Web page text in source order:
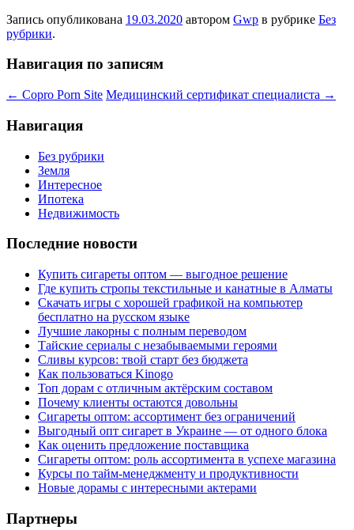
Запись опубликована 19.03.2020 автором Gwp в рубрике Без
рубрики.
Навигация по записям
← Copro Porn Site Медицинский сертификат специалиста →
Навигация
Без рубрики
Земля
Интересное
Ипотека
Недвижимость
Последние новости
Купить сигареты оптом — выгодное решение
Где купить стропы текстильные и канатные в Алматы
Скачать игры с хорошей графикой на компьютер
бесплатно на русском языке
Лучшие лакорны с полным переводом
Тайские сериалы с незабываемыми героями
Сливы курсов: твой старт без бюджета
Как пользоваться Kinogo
Топ дорам с отличным актёрским составом
Почему клиенты остаются довольны
Сигареты оптом: ассортимент без ограничений
Выгодный опт сигарет в Украине — от одного блока
Как оценить предложение поставщика
Сигареты оптом: роль ассортимента в успехе магазина
Курсы по тайм-менеджменту и продуктивности
Новые дорамы с интересными актерами
Партнеры